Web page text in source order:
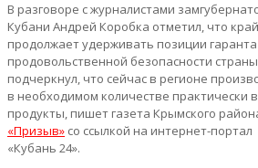
В разговоре с журналистами
Кубани Андрей Коробка отметил, что край
продолжает удерживать позиции гаранта
продовольственной безопасности
подчеркнул, что сейчас в регионе
в необходимом количестве практически
продукты, пишет газета Крымского
«Призыв» со ссылкой на интернет-портал
«Кубань 24».